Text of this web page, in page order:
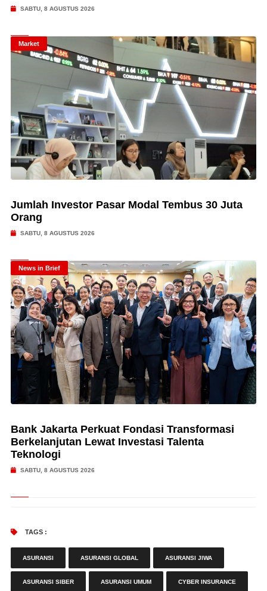
SABTU, 8 AGUSTUS 2026
Market
Jumlah Investor Pasar Modal Tembus 30 Juta
Orang
SABTU, 8 AGUSTUS 2026
News in Brief
Bank Jakarta Perkuat Fondasi Transformasi
Berkelanjutan Lewat Investasi Talenta
Teknologi
SABTU, 8 AGUSTUS 2026
TAGS :
ASURANSI ASURANSI GLOBAL ASURANSI JIWA
ASURANSI SIBER ASURANSI UMUM CYBER INSURANCE